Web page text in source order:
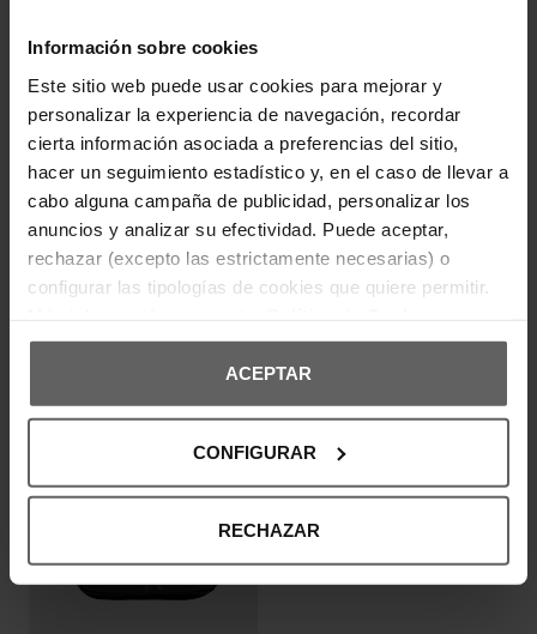
Información sobre cookies
Este sitio web puede usar cookies para mejorar y
personalizar la experiencia de navegación, recordar
cierta información asociada a preferencias del sitio,
hacer un seguimiento estadístico y, en el caso de llevar a
cabo alguna campaña de publicidad, personalizar los
anuncios y analizar su efectividad. Puede aceptar,
rechazar (excepto las estrictamente necesarias) o
configurar las tipologías de cookies que quiere permitir.
ACEPTAR
CONFIGURAR
RECHAZAR
Recubrimiento: 100% poliéster.
DETALLES DEL PRODUCTO
DEVOLUCIONES Y CAMBIOS
INFORMACIÓN ENVÍOS
Los clientes que adquirieron este producto también